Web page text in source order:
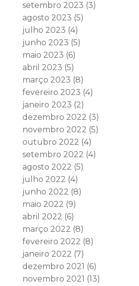
setembro 2023 (3)
agosto 2023 (5)
julho 2023 (4)
junho 2023 (5)
maio 2023 (6)
abril 2023 (5)
março 2023 (8)
fevereiro 2023 (4)
janeiro 2023 (2)
dezembro 2022 (3)
novembro 2022 (5)
outubro 2022 (4)
setembro 2022 (4)
agosto 2022 (5)
julho 2022 (4)
junho 2022 (8)
maio 2022 (9)
abril 2022 (6)
março 2022 (8)
fevereiro 2022 (8)
janeiro 2022 (7)
dezembro 2021 (6)
novembro 2021 (13)